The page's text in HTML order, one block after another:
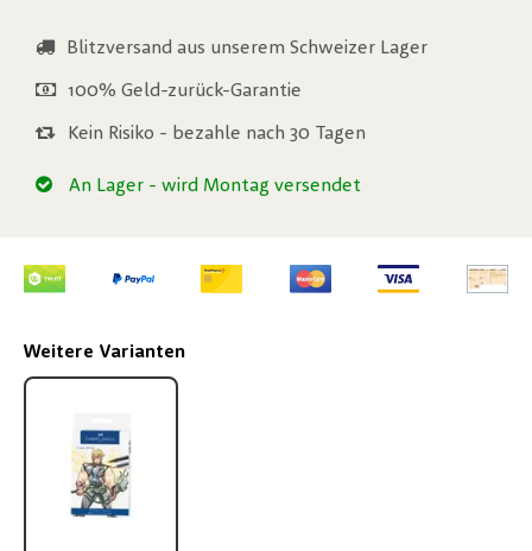
Blitzversand aus unserem Schweizer Lager
100% Geld-zurück-Garantie
Kein Risiko - bezahle nach 30 Tagen
An Lager - wird Montag versendet
Weitere Varianten